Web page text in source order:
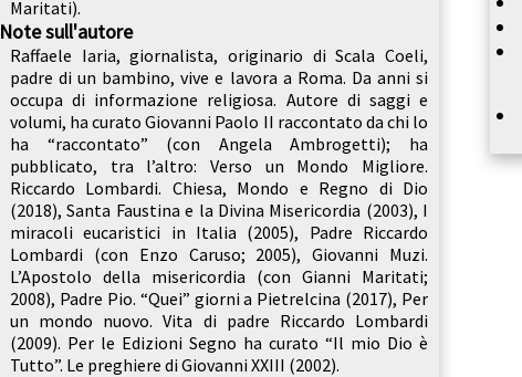
Maritati).
Note sull'autore
Raffaele Iaria, giornalista, originario di Scala Coeli,
padre di un bambino, vive e lavora a Roma. Da anni si
occupa di informazione religiosa. Autore di saggi e
volumi, ha curato Giovanni Paolo II raccontato da chi lo
ha “raccontato” (con Angela Ambrogetti); ha
pubblicato, tra l’altro: Verso un Mondo Migliore.
Riccardo Lombardi. Chiesa, Mondo e Regno di Dio
(2018), Santa Faustina e la Divina Misericordia (2003), I
miracoli eucaristici in Italia (2005), Padre Riccardo
Lombardi (con Enzo Caruso; 2005), Giovanni Muzi.
L’Apostolo della misericordia (con Gianni Maritati;
2008), Padre Pio. “Quei” giorni a Pietrelcina (2017), Per
un mondo nuovo. Vita di padre Riccardo Lombardi
(2009). Per le Edizioni Segno ha curato “Il mio Dio è
Tutto”. Le preghiere di Giovanni XXIII (2002).